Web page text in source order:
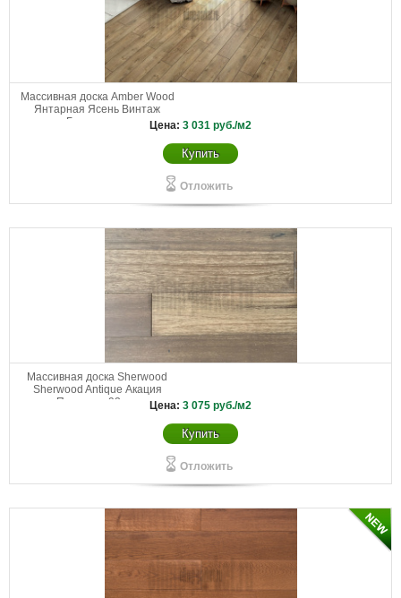
Массивная доска Amber Wood
Янтарная Ясень Винтаж
Браш масло
Цена: 3 031 руб./м2
Купить
Отложить
Массивная доска Sherwood
Sherwood Antique Акация
Поркупин 92 мм
Цена: 3 075 руб./м2
Купить
Отложить